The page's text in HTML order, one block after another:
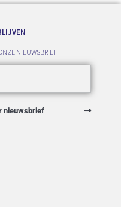
NIEUWSBRIEF
nieuwsbrief